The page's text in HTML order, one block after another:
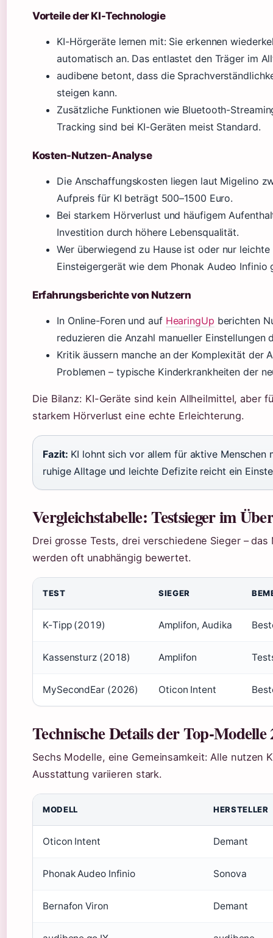
Vorteile der KI-Technologie
KI-Hörgeräte lernen mit: Sie erkennen
automatisch an. Das entlastet den Träger im
audibene betont, dass die
steigen kann.
Zusätzliche Funktionen wie Bluetooth-
Tracking sind bei KI-Geräten meist Standard.
Kosten-Nutzen-Analyse
Die Anschaffungskosten liegen laut Migelino
Aufpreis für KI beträgt 500–1500 Euro.
Bei starkem Hörverlust und häufigem
Investition durch höhere Lebensqualität.
Wer überwiegend zu Hause ist oder nur
Einsteigergerät wie dem Phonak Audeo Infinio
Erfahrungsberichte von Nutzern
In Online-Foren und auf HearingUp berichten
reduzieren die Anzahl manueller Einstellungen
Kritik äussern manche an der Komplexität der
Problemen – typische Kinderkrankheiten der
Die Bilanz: KI-Geräte sind kein Allheilmittel, aber
starkem Hörverlust eine echte Erleichterung.
Fazit: KI lohnt sich vor allem für aktive
ruhige Alltage und leichte Defizite reicht ein
Vergleichstabelle: Testsieger im
Drei grosse Tests, drei verschiedene Sieger –
werden oft unabhängig bewertet.
TEST SIEGER
K‑Tipp (2019) Amplifon, Audika
Kassensturz (2018) Amplifon
MySecondEar (2026) Oticon Intent
Technische Details der Top-Modelle
Sechs Modelle, eine Gemeinsamkeit: Alle nutzen
Ausstattung variieren stark.
MODELL HERSTELLER
Oticon Intent Demant
Phonak Audeo Infinio Sonova
Bernafon Viron Demant